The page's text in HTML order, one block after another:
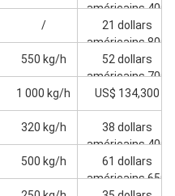
américains,400
/
21 dollars
américains,800
550 kg/h
52 dollars
américains,700
1 000 kg/h US$ 134,300
320 kg/h
38 dollars
américains,400
500 kg/h
61 dollars
américains,650